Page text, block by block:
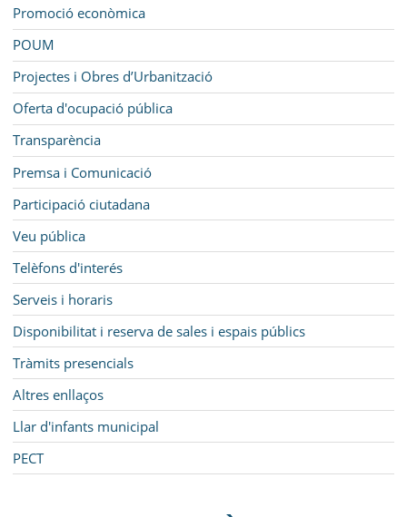
Promoció econòmica
POUM
Projectes i Obres d’Urbanització
Oferta d'ocupació pública
Transparència
Premsa i Comunicació
Participació ciutadana
Veu pública
Telèfons d'interés
Serveis i horaris
Disponibilitat i reserva de sales i espais públics
Tràmits presencials
Altres enllaços
Llar d'infants municipal
PECT